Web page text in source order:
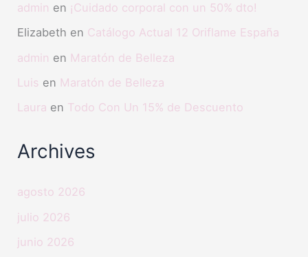
admin en ¡Cuidado corporal con un 50% dto!
Elizabeth en Catálogo Actual 12 Oriflame España
admin en Maratón de Belleza
Luis en Maratón de Belleza
Laura en Todo Con Un 15% de Descuento
Archives
agosto 2026
julio 2026
junio 2026